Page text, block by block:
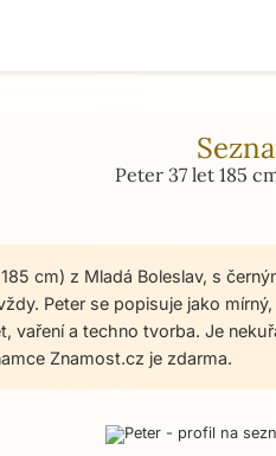
Peter 37 let 185
cm) z Mladá Boleslav, s
Peter se popisuje jako
vaření a techno tvorba. Je
Znamost.cz je zdarma.